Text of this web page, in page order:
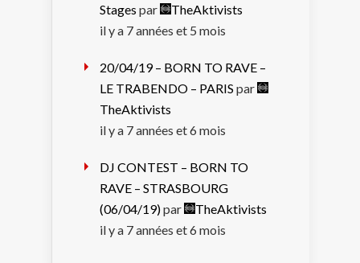
Stages par
TheAktivists
il y a 7 années et 5 mois
20/04/19 – BORN TO RAVE –
LE TRABENDO – PARIS par
TheAktivists
il y a 7 années et 6 mois
DJ CONTEST – BORN TO
RAVE – STRASBOURG
(06/04/19)par
TheAktivists
il y a 7 années et 6 mois